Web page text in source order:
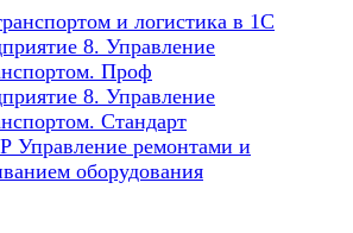
и логистика в 1С
8. Управление
Проф
8. Управление
Стандарт
Управление ремонтами и
оборудования